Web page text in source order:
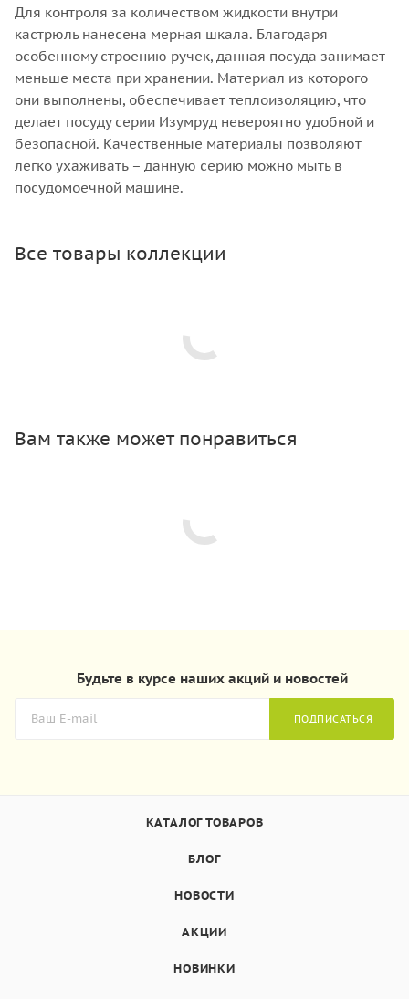
Для контроля за количеством жидкости внутри
кастрюль нанесена мерная шкала. Благодаря
особенному строению ручек, данная посуда занимает
меньше места при хранении. Материал из которого
они выполнены, обеспечивает теплоизоляцию, что
делает посуду серии Изумруд невероятно удобной и
безопасной. Качественные материалы позволяют
легко ухаживать – данную серию можно мыть в
посудомоечной машине.
Все товары коллекции
Вам также может понравиться
Будьте в курсе наших акций и новостей
ПОДПИСАТЬСЯ
КАТАЛОГ ТОВАРОВ
БЛОГ
НОВОСТИ
АКЦИИ
НОВИНКИ